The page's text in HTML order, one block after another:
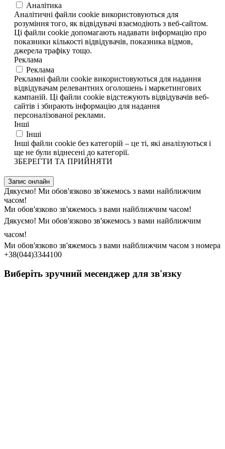
Аналітика
Аналітичні файли cookie використовуються для
розуміння того, як відвідувачі взаємодіють з веб-сайтом.
Ці файли cookie допомагають надавати інформацію про
показники кількості відвідувачів, показника відмов,
джерела трафіку тощо.
Реклама
Реклама
Рекламні файли cookie використовуються для надання
відвідувачам релевантних оголошень і маркетингових
кампаній. Ці файли cookie відстежують відвідувачів веб-
сайтів і збирають інформацію для надання
персоналізованої реклами.
Інші
Інші
Інші файли cookie без категорій – це ті, які аналізуються і
ще не були віднесені до категорії.
ЗБЕРЕГТИ ТА ПРИЙНЯТИ
Запис онлайн
Дякуємо! Ми обов'язково зв'яжемось з вами найближчим
часом!
Ми обов'язково зв'яжемось з вами найближчим часом!
Дякуємо! Ми обов'язково зв'яжемось з вами найближчим
часом!
Ми обов'язково зв'яжемось з вами найближчим часом з номера
+38(044)3344100
Виберіть зручний месенджер для зв'язку